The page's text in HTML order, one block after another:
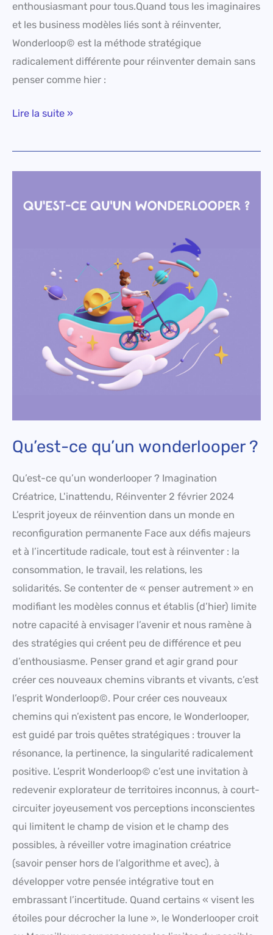
enthousiasmant pour tous.Quand tous les imaginaires
et les business modèles liés sont à réinventer,
Wonderloop© est la méthode stratégique
radicalement différente pour réinventer demain sans
penser comme hier :
Lire la suite »
Qu’est-ce qu’un wonderlooper ?
Qu’est-ce qu’un wonderlooper ? Imagination
Créatrice, L'inattendu, Réinventer 2 février 2024
L’esprit joyeux de réinvention dans un monde en
reconfiguration permanente Face aux défis majeurs
et à l’incertitude radicale, tout est à réinventer : la
consommation, le travail, les relations, les
solidarités. Se contenter de « penser autrement » en
modifiant les modèles connus et établis (d’hier) limite
notre capacité à envisager l’avenir et nous ramène à
des stratégies qui créent peu de différence et peu
d’enthousiasme. Penser grand et agir grand pour
créer ces nouveaux chemins vibrants et vivants, c’est
l’esprit Wonderloop©. Pour créer ces nouveaux
chemins qui n’existent pas encore, le Wonderlooper,
est guidé par trois quêtes stratégiques : trouver la
résonance, la pertinence, la singularité radicalement
positive. L’esprit Wonderloop© c’est une invitation à
redevenir explorateur de territoires inconnus, à court-
circuiter joyeusement vos perceptions inconscientes
qui limitent le champ de vision et le champ des
possibles, à réveiller votre imagination créatrice
(savoir penser hors de l’algorithme et avec), à
développer votre pensée intégrative tout en
embrassant l’incertitude. Quand certains « visent les
étoiles pour décrocher la lune », le Wonderlooper croit